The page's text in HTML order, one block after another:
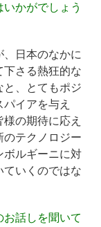
かがでしょう
日本のなかに
下さる熱狂的な
と、とてもポジ
イアを与え
の期待に応え
のテクノロジー
ボルギーニに対
ていくのではな
話しを聞いて